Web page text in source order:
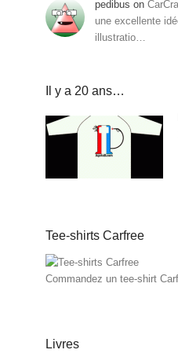
pedibus on
une excellente
illustratio…
Il y a 20 ans…
Tee-shirts Carfree
Commandez un tee-shirt
Livres